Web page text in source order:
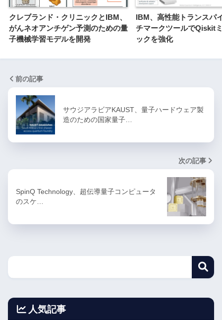
クレブランド・クリニックとIBM、
がんネオアンチゲン予測のための量
子機械学習モデルを開発
IBM、高性能トランスパ
チマークツールでQiskit
ックを強化
前の記事
サウジアラビアKAUST、量子ハードウェア製
造のための国家量子…
次の記事
SpinQ Technology、超伝導量子コンピュータ
のスケ…
人気記事